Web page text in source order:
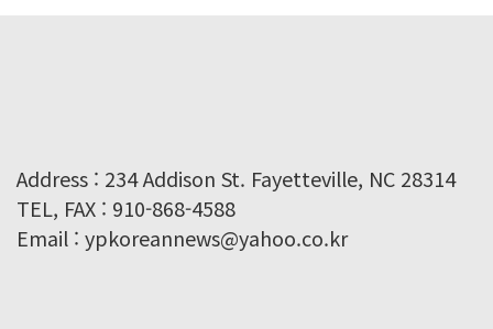
Address : 234 Addison St. Fayetteville, NC 28314
TEL, FAX : 910-868-4588
Email : ypkoreannews@yahoo.co.kr